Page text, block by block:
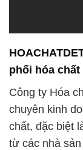
phối hóa chất
Công ty Hóa
chuyên kinh
chất, đặc biệt
từ các nhà